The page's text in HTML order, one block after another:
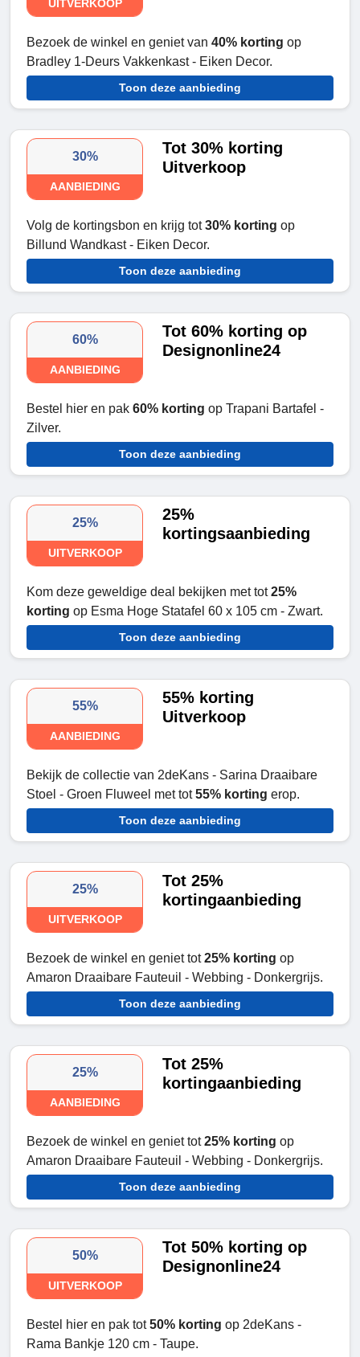
UITVERKOOP
Bezoek de winkel en geniet van 40% korting op
Bradley 1-Deurs Vakkenkast - Eiken Decor.
Toon deze aanbieding
30%
AANBIEDING
Tot 30% korting
Uitverkoop
Volg de kortingsbon en krijg tot30% korting op
Billund Wandkast - Eiken Decor.
Toon deze aanbieding
60%
AANBIEDING
Tot 60% korting op
Designonline24
Bestel hier en pak 60% korting op Trapani Bartafel -
Zilver.
Toon deze aanbieding
25%
UITVERKOOP
25%
kortingsaanbieding
Kom deze geweldige deal bekijken met tot25%
korting op Esma Hoge Statafel 60 x 105 cm - Zwart.
Toon deze aanbieding
55%
AANBIEDING
55% korting
Uitverkoop
Bekijk de collectie van 2deKans - Sarina Draaibare
Stoel - Groen Fluweel met tot55% korting erop.
Toon deze aanbieding
25%
UITVERKOOP
Tot 25%
kortingaanbieding
Bezoek de winkel en geniet tot25% korting op
Amaron Draaibare Fauteuil - Webbing - Donkergrijs.
Toon deze aanbieding
25%
AANBIEDING
Tot 25%
kortingaanbieding
Bezoek de winkel en geniet tot25% korting op
Amaron Draaibare Fauteuil - Webbing - Donkergrijs.
Toon deze aanbieding
50%
UITVERKOOP
Tot 50% korting op
Designonline24
Bestel hier en pak tot50% korting op 2deKans -
Rama Bankje 120 cm - Taupe.